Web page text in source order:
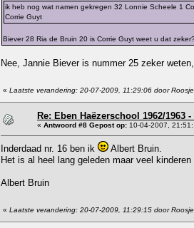
ik heb nog wat namen gekregen 32 Lonnie Scheele 1
Corrie Guyt
Biever 28 Ria de Bruin 20 is Corrie Guyt weet u dat
Nee, Jannie Biever is nummer 25 zeker
« Laatste verandering: 20-07-2009, 11:29:06 door Roosje
Re: Eben Haëzerschool 1962/1963
« Antwoord #8 Gepost op: 10-04-2007,
Inderdaad nr. 16 ben ik
Albert Bruin.
Het is al heel lang geleden maar veel
Albert Bruin
« Laatste verandering: 20-07-2009, 11:29:15 door Roosje